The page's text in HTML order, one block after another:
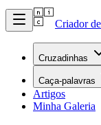
Criador
Cruzadinhas
Caça-palavras
Artigos
Minha Galeria